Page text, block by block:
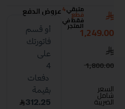
1,800.00
1,249.00
السعر
شامل
الضريبة
متبقي4
قطع
فقط في
المتجر
عروض الدفع